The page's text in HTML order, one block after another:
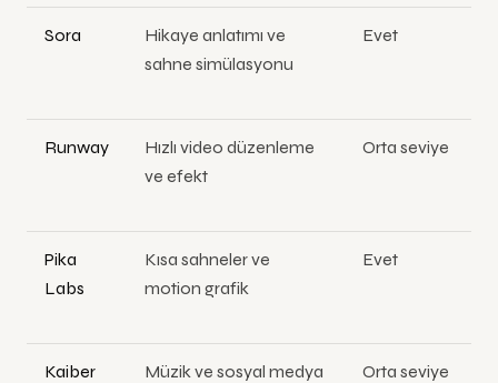
Sora
Hikaye anlatımı ve
sahne simülasyonu
Evet
Runway
Hızlı video düzenleme
ve efekt
Orta seviye
Pika
Labs
Kısa sahneler ve
motion grafik
Evet
Kaiber
Müzik ve sosyal medya
Orta seviye